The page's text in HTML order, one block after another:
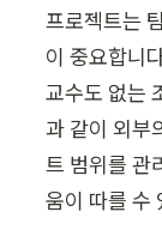
프로젝트는
이 중요합니
교수도 없는
과 같이 외부
트 범위를 관
움이 따를 수